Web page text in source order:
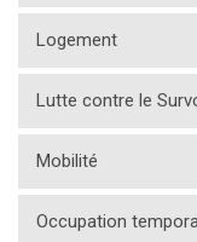
Logement
Lutte contre le
Mobilité
Occupation